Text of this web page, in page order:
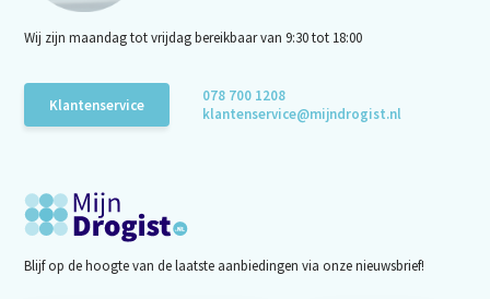
Wij zijn maandag tot vrijdag bereikbaar van 9:30 tot 18:00
Klantenservice
078 700 1208
klantenservice@mijndrogist.nl
Blijf op de hoogte van de laatste aanbiedingen via onze nieuwsbrief!